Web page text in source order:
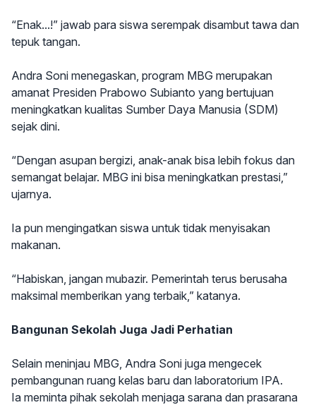
“Enak...!” jawab para siswa serempak disambut tawa dan
tepuk tangan.
Andra Soni menegaskan, program MBG merupakan
amanat Presiden Prabowo Subianto yang bertujuan
meningkatkan kualitas Sumber Daya Manusia (SDM)
sejak dini.
“Dengan asupan bergizi, anak-anak bisa lebih fokus dan
semangat belajar. MBG ini bisa meningkatkan prestasi,”
ujarnya.
Ia pun mengingatkan siswa untuk tidak menyisakan
makanan.
“Habiskan, jangan mubazir. Pemerintah terus berusaha
maksimal memberikan yang terbaik,” katanya.
Bangunan Sekolah Juga Jadi Perhatian
Selain meninjau MBG, Andra Soni juga mengecek
pembangunan ruang kelas baru dan laboratorium IPA.
Ia meminta pihak sekolah menjaga sarana dan prasarana